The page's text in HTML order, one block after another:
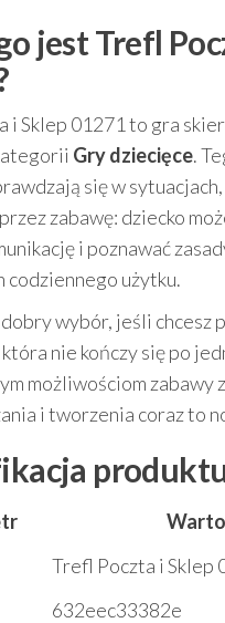
jest Trefl
i Sklep 01271 to gra
Gry dziecięce.
się w
zabawę: dziecko
i poznawać
codziennego użytku.
wybór, jeśli chcesz
nie kończy się po
możliwościom zabawy
i tworzenia coraz to
Trefl Poczta i Sklep
632eec33382e